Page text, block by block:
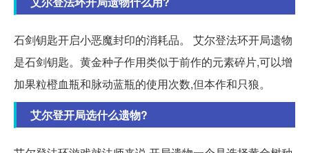
石剑钥匙开启小恶魔封印的消耗品。 艾尔登法环开局遗物
是石剑钥匙。黄金种子作用类似于前作的元素碎片,可以增
加果粒橙血瓶和脉动蓝瓶的使用次数,但本作和只狼。
艾尔登开局选什么遗物?